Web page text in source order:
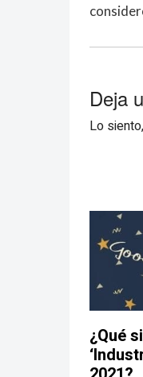
Deja
Lo
¿Qué